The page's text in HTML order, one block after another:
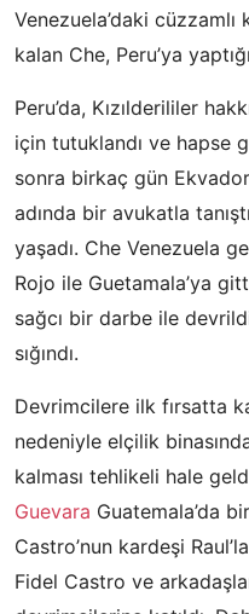
Venezuela’daki
kalan Che, Peru’ya
Peru’da, Kızılderililer
için tutuklandı ve hapse
sonra birkaç gün
adında bir avukatla
yaşadı. Che Venezuela
Rojo ile Guetamala’ya
sağcı bir darbe ile
sığındı.
Devrimcilere ilk fırsatta
nedeniyle elçilik
kalması tehlikeli hale
Guevara Guatemala’da
Castro’nun kardeşi
Fidel Castro ve